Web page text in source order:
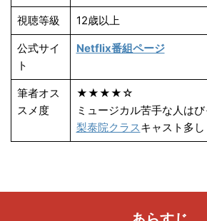
視聴等級 12歳以上
公式サイ
ト
Netflix番組ページ
筆者オス
スメ度
★★★★☆
ミュージカル苦手な人は
梨泰院クラスキャスト多